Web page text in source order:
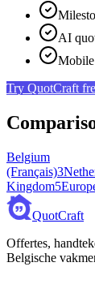
AI
Try QuotCraft
Belgium
(Français)3
Kingdom5
QuotCraft
Offertes,
Belgische